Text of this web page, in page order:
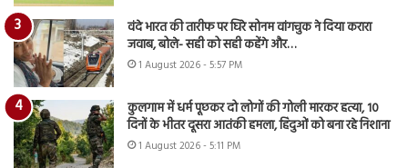
वंदे भारत की तारीफ पर घिरे सोनम वांगचुक ने दिया करारा
जवाब, बोले- सही को सही कहेंगे और…
1 August 2026 - 5:57 PM
कुलगाम में धर्म पूछकर दो लोगों की गोली मारकर हत्या, 10
दिनों के भीतर दूसरा आतंकी हमला, हिंदुओं को बना रहे निशाना
1 August 2026 - 5:11 PM